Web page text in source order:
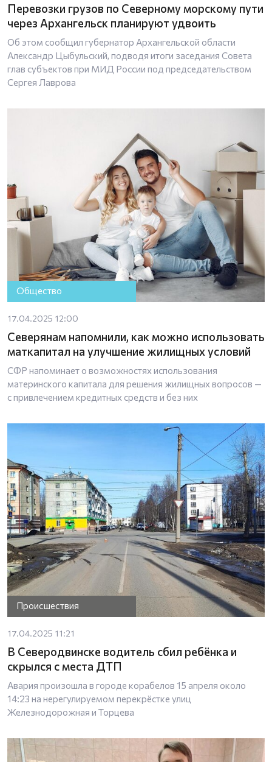
Перевозки грузов по Северному морскому пути
через Архангельск планируют удвоить
Об этом сообщил губернатор Архангельской области
Александр Цыбульский, подводя итоги заседания Совета
глав субъектов при МИД России под председательством
Сергея Лаврова
Общество
17.04.2025 12:00
Северянам напомнили, как можно использовать
маткапитал на улучшение жилищных условий
СФР напоминает о возможностях использования
материнского капитала для решения жилищных вопросов —
с привлечением кредитных средств и без них
Происшествия
17.04.2025 11:21
В Северодвинске водитель сбил ребёнка и
скрылся с места ДТП
Авария произошла в городе корабелов 15 апреля около
14:23 на нерегулируемом перекрёстке улиц
Железнодорожная и Торцева